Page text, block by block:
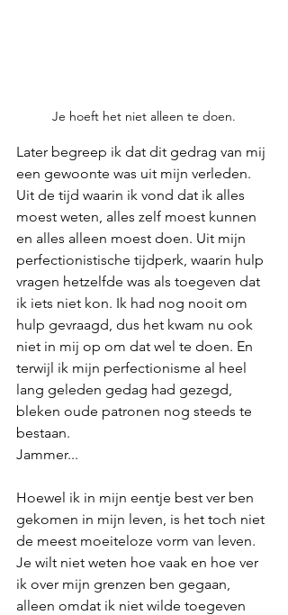
Je hoeft het niet alleen te doen.
Later begreep ik dat dit gedrag van mij
een gewoonte was uit mijn verleden.
Uit de tijd waarin ik vond dat ik alles
moest weten, alles zelf moest kunnen
en alles alleen moest doen. Uit mijn
perfectionistische tijdperk, waarin hulp
vragen hetzelfde was als toegeven dat
ik iets niet kon. Ik had nog nooit om
hulp gevraagd, dus het kwam nu ook
niet in mij op om dat wel te doen. En
terwijl ik mijn perfectionisme al heel
lang geleden gedag had gezegd,
bleken oude patronen nog steeds te
bestaan.
Jammer...
Hoewel ik in mijn eentje best ver ben
gekomen in mijn leven, is het toch niet
de meest moeiteloze vorm van leven.
Je wilt niet weten hoe vaak en hoe ver
ik over mijn grenzen ben gegaan,
alleen omdat ik niet wilde toegeven